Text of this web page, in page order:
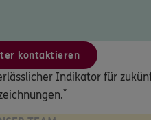
kontaktieren
Indikator für
*